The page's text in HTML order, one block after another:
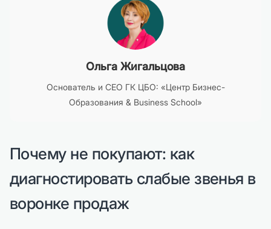
Ольга Жигальцова
Основатель и CEO ГК ЦБО: «Центр Бизнес-
Образования & Business School»
Почему не покупают: как
диагностировать слабые звенья в
воронке продаж